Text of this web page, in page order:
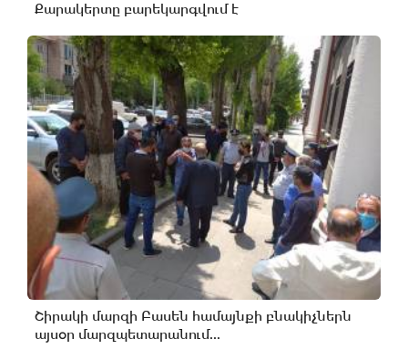
Քարակերտը բարեկարգվում է
Շիրակի մարզի Բասեն համայնքի բնակիչներն
այսօր մարզպետարանում...